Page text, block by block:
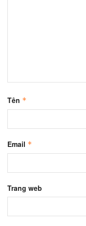
Tên *
Email *
Trang web